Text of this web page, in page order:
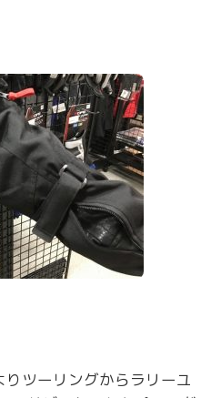
ツーリングからラリーユ